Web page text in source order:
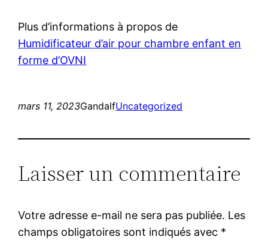
Plus d’informations à propos de
Humidificateur d’air pour chambre enfant en
forme d’OVNI
mars 11, 2023GandalfUncategorized
Laisser un commentaire
Votre adresse e-mail ne sera pas publiée. Les
champs obligatoires sont indiqués avec *